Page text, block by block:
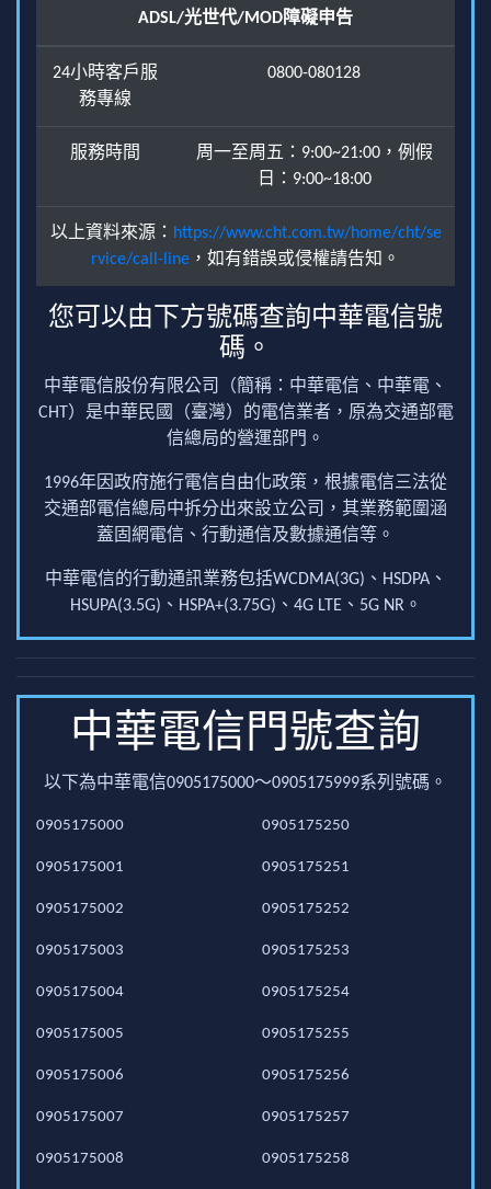
ADSL/光世代/MOD障礙申告
24小時客戶服
務專線
0800-080128
服務時間
周一至周五：9:00~21:00，例假
日：9:00~18:00
以上資料來源： https://www.cht.com.tw/home/cht/se
rvice/call-line ，如有錯誤或侵權請告知。
您可以由下方號碼查詢中華電信號
碼。
中華電信股份有限公司（簡稱：中華電信、中華電、
CHT）是中華民國（臺灣）的電信業者，原為交通部電
信總局的營運部門。
1996年因政府施行電信自由化政策，根據電信三法從
交通部電信總局中拆分出來設立公司，其業務範圍涵
蓋固網電信、行動通信及數據通信等。
中華電信的行動通訊業務包括WCDMA(3G)、HSDPA、
HSUPA(3.5G)、HSPA+(3.75G)、4G LTE、5G NR。
中華電信門號查詢
以下為中華電信0905175000～0905175999系列號碼。
0905175000
0905175001
0905175002
0905175003
0905175004
0905175005
0905175006
0905175007
0905175008
0905175250
0905175251
0905175252
0905175253
0905175254
0905175255
0905175256
0905175257
0905175258